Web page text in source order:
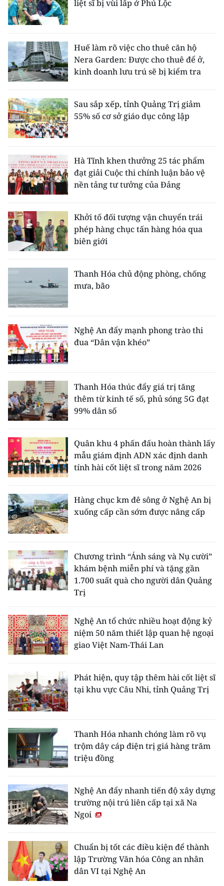
liệt sĩ bị vùi lấp ở Phú Lộc
Huế làm rõ việc cho thuê căn hộ
Nera Garden: Được cho thuê để ở,
kinh doanh lưu trú sẽ bị kiểm tra
Sau sắp xếp, tỉnh Quảng Trị giảm
55% số cơ sở giáo dục công lập
Hà Tĩnh khen thưởng 25 tác phẩm
đạt giải Cuộc thi chính luận bảo vệ
nền tảng tư tưởng của Đảng
Khởi tố đối tượng vận chuyển trái
phép hàng chục tấn hàng hóa qua
biên giới
Thanh Hóa chủ động phòng, chống
mưa, bão
Nghệ An đẩy mạnh phong trào thi
đua “Dân vận khéo”
Thanh Hóa thúc đẩy giá trị tăng
thêm từ kinh tế số, phủ sóng 5G đạt
99% dân số
Quân khu 4 phấn đấu hoàn thành lấy
mẫu giám định ADN xác định danh
tính hài cốt liệt sĩ trong năm 2026
Hàng chục km đê sông ở Nghệ An bị
xuống cấp cần sớm được nâng cấp
Chương trình “Ánh sáng và Nụ cười”
khám bệnh miễn phí và tặng gần
1.700 suất quà cho người dân Quảng
Trị
Nghệ An tổ chức nhiều hoạt động kỷ
niệm 50 năm thiết lập quan hệ ngoại
giao Việt Nam-Thái Lan
Phát hiện, quy tập thêm hài cốt liệt sĩ
tại khu vực Câu Nhi, tỉnh Quảng Trị
Thanh Hóa nhanh chóng làm rõ vụ
trộm dây cáp điện trị giá hàng trăm
triệu đồng
Nghệ An đẩy nhanh tiến độ xây dựng
trường nội trú liên cấp tại xã Na
Ngoi
Chuẩn bị tốt các điều kiện để thành
lập Trường Văn hóa Công an nhân
dân VI tại Nghệ An